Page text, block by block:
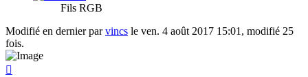
Fils RGB
Modifié en dernier parvincs le ven. 4 août 2017 15:01, modifié 25
fois.